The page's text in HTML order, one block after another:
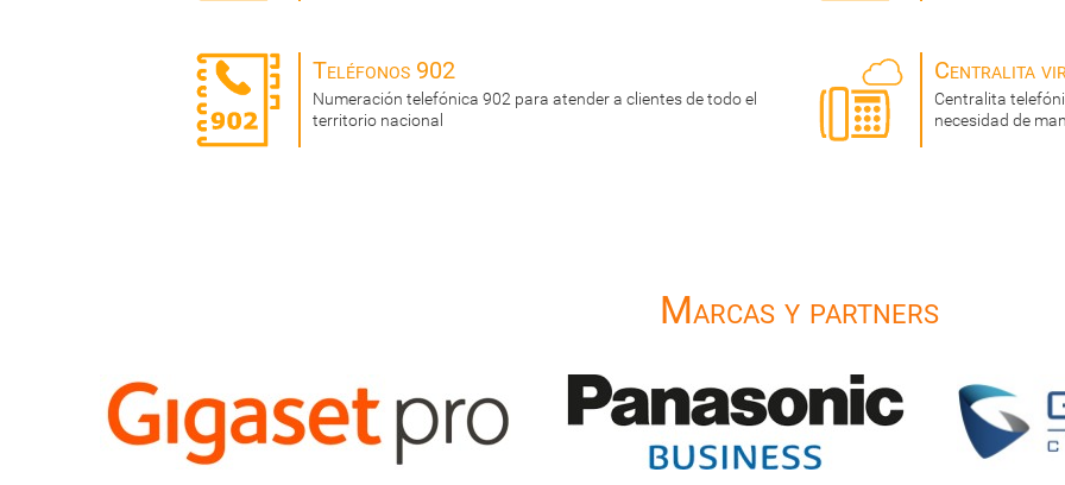
Teléfonos 902
Numeración telefónica 902 para atender a clientes de todo el
territorio nacional
Centralita
Centralita
necesidad de
Marcas y partners